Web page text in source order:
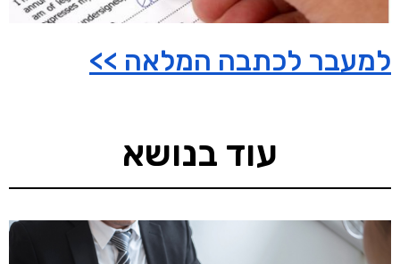
למעבר לכתבה המלאה >>
עוד בנושא